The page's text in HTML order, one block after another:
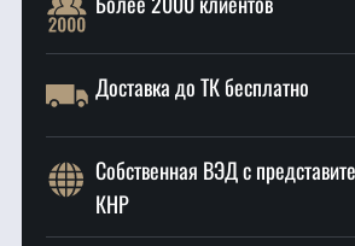
Доставка до ТК бесплатно
Собственная ВЭД с
КНР